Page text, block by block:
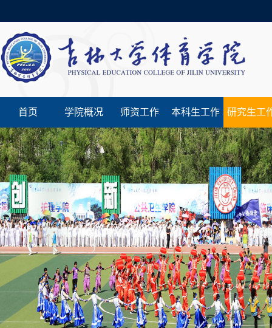
首页 学院概况 师资工作 本科生工作 研究生工